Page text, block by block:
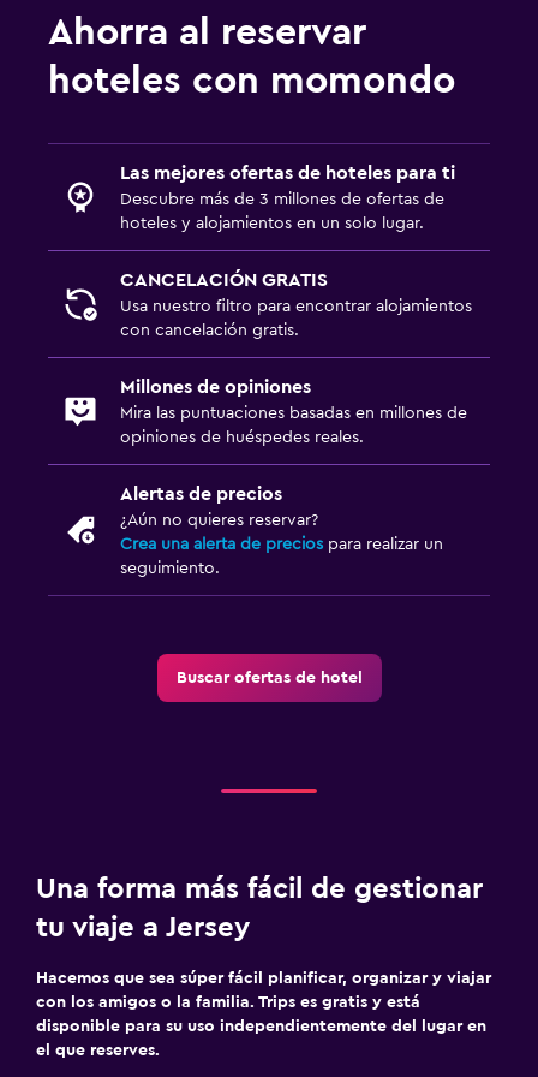
Ahorra al reservar
hoteles con momondo
Las mejores ofertas de hoteles para ti
Descubre más de 3 millones de ofertas de
hoteles y alojamientos en un solo lugar.
CANCELACIÓN GRATIS
Usa nuestro filtro para encontrar alojamientos
con cancelación gratis.
Millones de opiniones
Mira las puntuaciones basadas en millones de
opiniones de huéspedes reales.
Alertas de precios
¿Aún no quieres reservar?
Crea una alerta de precios para realizar un
seguimiento.
Buscar ofertas de hotel
Una forma más fácil de gestionar
tu viaje a Jersey
Hacemos que sea súper fácil planificar, organizar y viajar
con los amigos o la familia. Trips es gratis y está
disponible para su uso independientemente del lugar en
el que reserves.